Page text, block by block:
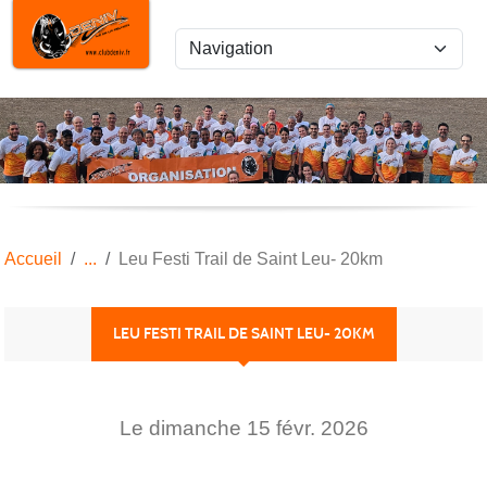
Accueil Leu Festi Trail de Saint Leu- 20km
LEU FESTI TRAIL DE SAINT LEU- 20KM
Le dimanche 15 févr. 2026
Panneau de gestion des cookies